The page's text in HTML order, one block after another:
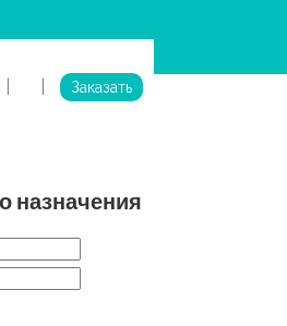
Заказать
назначения